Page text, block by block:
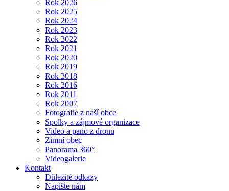
Rok 2026
Rok 2025
Rok 2024
Rok 2023
Rok 2022
Rok 2021
Rok 2020
Rok 2019
Rok 2018
Rok 2016
Rok 2011
Rok 2007
Fotografie z naší obce
Spolky a zájmové organizace
Video a pano z dronu
Zimní obec
Panorama 360°
Videogalerie
Kontakt
Důležité odkazy
Napište nám